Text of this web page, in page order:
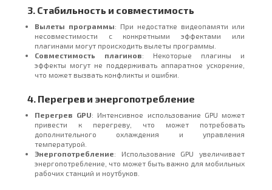
3. Стабильность и совместимость
Вылеты программы: При недостатке видеопамяти или
несовместимости с конкретными эффектами или
плагинами могут происходить вылеты программы.
Совместимость плагинов: Некоторые плагины и
эффекты могут не поддерживать аппаратное ускорение,
что может вызвать конфликты и ошибки.
4. Перегрев и энергопотребление
Перегрев GPU: Интенсивное использование GPU может
привести к перегреву, что может потребовать
дополнительного охлаждения и управления
температурой.
Энергопотребление: Использование GPU увеличивает
энергопотребление, что может быть важно для мобильных
рабочих станций и ноутбуков.